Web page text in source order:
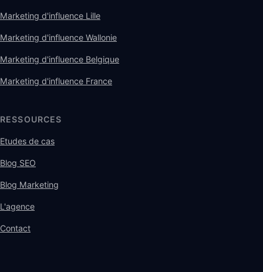
Marketing d'influence Lille
Marketing d'influence Wallonie
Marketing d'influence Belgique
Marketing d'influence France
RESSOURCES
Etudes de cas
Blog SEO
Blog Marketing
L'agence
Contact